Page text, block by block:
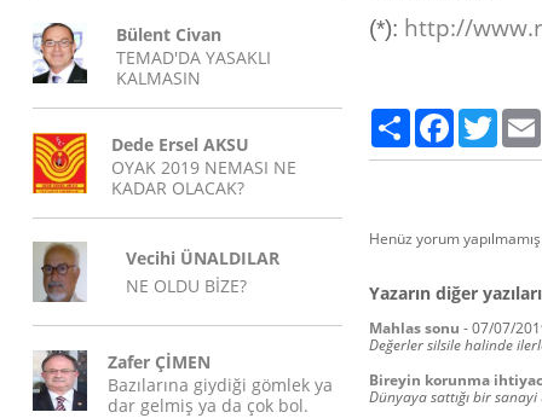
Bülent Civan
TEMAD'DA YASAKLI
KALMASIN
Dede Ersel AKSU
OYAK 2019 NEMASI NE
KADAR OLACAK?
Vecihi ÜNALDILAR
NE OLDU BİZE?
Zafer ÇİMEN
Bazılarına giydiği gömlek ya
dar gelmiş ya da çok bol.
(*): http://
Paylaş Facebook
Henüz yorum
Yazarın diğer yazıları
Mahlas sonu -07/07/
Değerler silsile halinde
Bireyin korunma
Dünyaya sattığı bir